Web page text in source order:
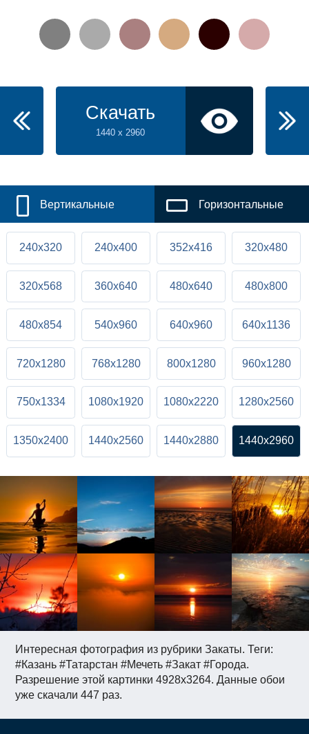
Интересная фотография из рубрики Закаты. Теги:
#Казань #Татарстан #Мечеть #Закат #Города.
Разрешение этой картинки 4928x3264. Данные обои
уже скачали 447 раз.
Скачать
1440 x 2960
Вертикальные Горизонтальные
240x320 240x400 352x416 320x480
320x568 360x640 480x640 480x800
480x854 540x960 640x960 640x1136
720x1280 768x1280 800x1280 960x1280
750x1334 1080x1920 1080x2220 1280x2560
1350x2400 1440x2560 1440x2880 1440x2960